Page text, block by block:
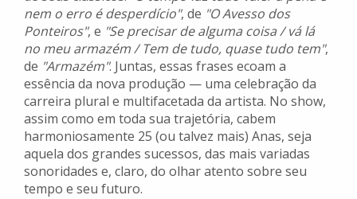
nem o erro é desperdício", de "O Avesso dos
Ponteiros", e "Se precisar de alguma coisa / vá lá
no meu armazém / Tem de tudo, quase tudo tem",
de "Armazém". Juntas, essas frases ecoam a
essência da nova produção — uma celebração da
carreira plural e multifacetada da artista. No show,
assim como em toda sua trajetória, cabem
harmoniosamente 25 (ou talvez mais) Anas, seja
aquela dos grandes sucessos, das mais variadas
sonoridades e, claro, do olhar atento sobre seu
tempo e seu futuro.